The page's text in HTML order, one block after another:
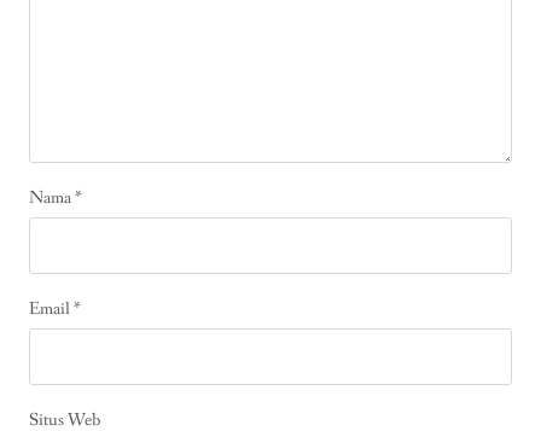
Nama*
Email*
Situs Web